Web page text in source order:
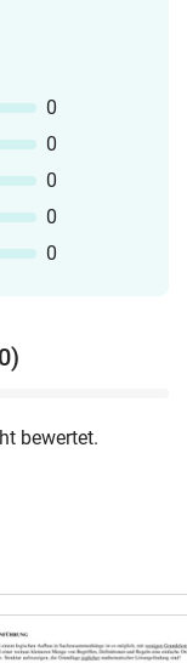
0
0
0
0
0
bewertet.